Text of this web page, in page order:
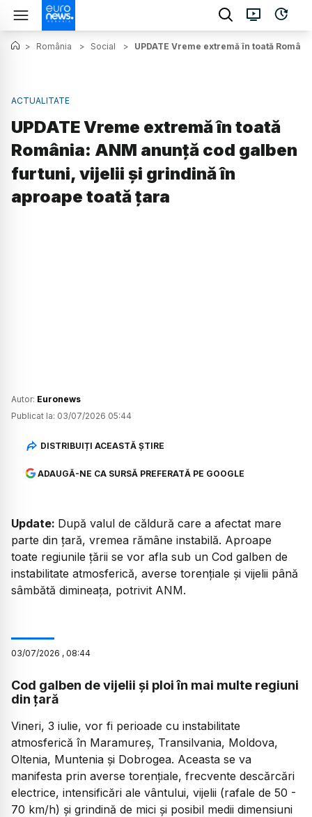
> România > Social > UPDATE Vreme extremă în toată
ACTUALITATE
UPDATE Vreme extremă în toată
România: ANM anunță cod galben
furtuni, vijelii și grindină în
aproape toată țara
Autor: Euronews
Publicat la: 03/07/2026 05:44
DISTRIBUIȚI ACEASTĂ ȘTIRE
ADAUGĂ-NE CA SURSĂ PREFERATĂ PE GOOGLE
Update: După valul de căldură care a afectat mare
parte din țară, vremea rămâne instabilă. Aproape
toate regiunile țării se vor afla sub un Cod galben de
instabilitate atmosferică, averse torențiale și vijelii până
sâmbătă dimineața, potrivit ANM.
03/07/2026 , 08:44
Cod galben de vijelii și ploi în mai multe regiuni
din țară
Vineri, 3 iulie, vor fi perioade cu instabilitate
atmosferică în Maramureș, Transilvania, Moldova,
Oltenia, Muntenia și Dobrogea. Aceasta se va
manifesta prin averse torențiale, frecvente descărcări
electrice, intensificări ale vântului, vijelii (rafale de 50 -
70 km/h) și grindină de mici și posibil medii dimensiuni